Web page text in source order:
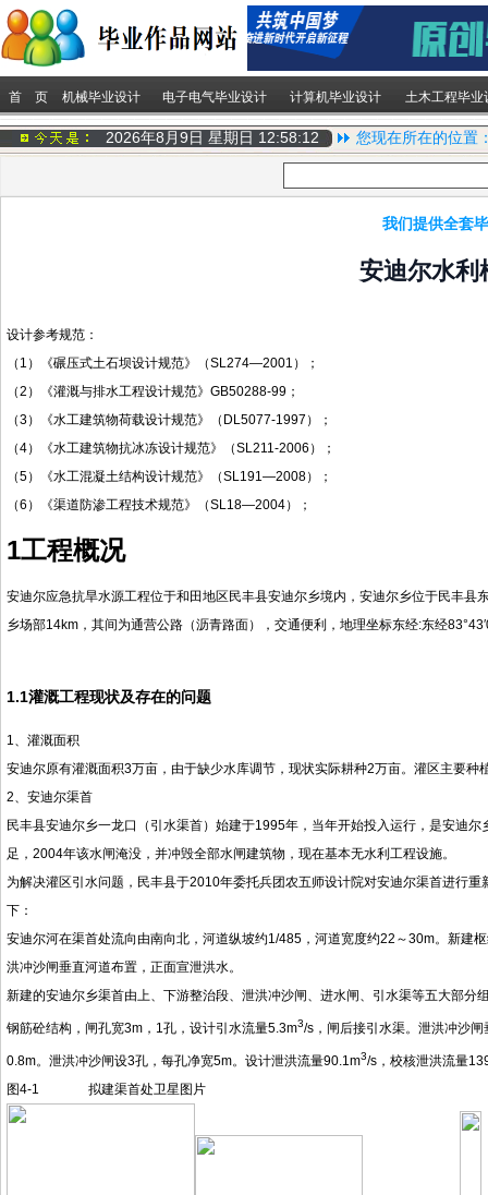
首 页 机械毕业设计 电子电气毕业设计 计算机毕业设计 土木工程毕业
2026年8月9日 星期日 12:58:13 您现在所在的位置
我们提供全套
安迪尔水利
设计参考规范：
（1）《碾压式土石坝设计规范》（SL274—2001）；
（2）《灌溉与排水工程设计规范》GB50288-99；
（3）《水工建筑物荷载设计规范》（DL5077-1997）；
（4）《水工建筑物抗冰冻设计规范》（SL211-2006）；
（5）《水工混凝土结构设计规范》（SL191—2008）；
（6）《渠道防渗工程技术规范》（SL18—2004）；
1工程概况
安迪尔应急抗旱水源工程位于和田地区民丰县安迪尔乡境内，安迪尔乡位于民丰
乡场部14km，其间为通营公路（沥青路面），交通便利，地理坐标东经:东经
1.1灌溉工程现状及存在的问题
1、灌溉面积
安迪尔原有灌溉面积3万亩，由于缺少水库调节，现状实际耕种2万亩。灌区主要种
2、安迪尔渠首
民丰县安迪尔乡一龙口（引水渠首）始建于1995年，当年开始投入运行，是安迪
足，2004年该水闸淹没，并冲毁全部水闸建筑物，现在基本无水利工程设施。
为解决灌区引水问题，民丰县于2010年委托兵团农五师设计院对安迪尔渠首进行
下：
安迪尔河在渠首处流向由南向北，河道纵坡约1/485，河道宽度约22～30m。新建
洪冲沙闸垂直河道布置，正面宣泄洪水。
新建的安迪尔乡渠首由上、下游整治段、泄洪冲沙闸、进水闸、引水渠等五大部
钢筋砼结构，闸孔宽3m，1孔，设计引水流量5.3m3/s，闸后接引水渠。泄洪冲沙
0.8m。泄洪冲沙闸设3孔，每孔净宽5m。设计泄洪流量90.1m3/s，校核泄洪流量
图4-1 拟建渠首处卫星图片